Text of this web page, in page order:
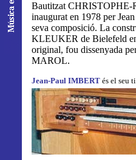
Bautitzat
inaugurat en 1978 per
seva composició. La
KLEUKER de Bielefeld
original, fou dissenyada
MAROL.
Jean-Paul IMBERT és el seu